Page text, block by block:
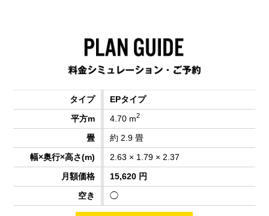
EPタイプ
4.70 m2
約 2.9 畳
2.63 × 1.79 × 2.37
15,620 円
◯